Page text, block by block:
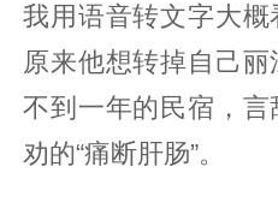
我用语音转文字大概
原来他想转掉自己
不到一年的民宿，
劝的“痛断肝肠”。